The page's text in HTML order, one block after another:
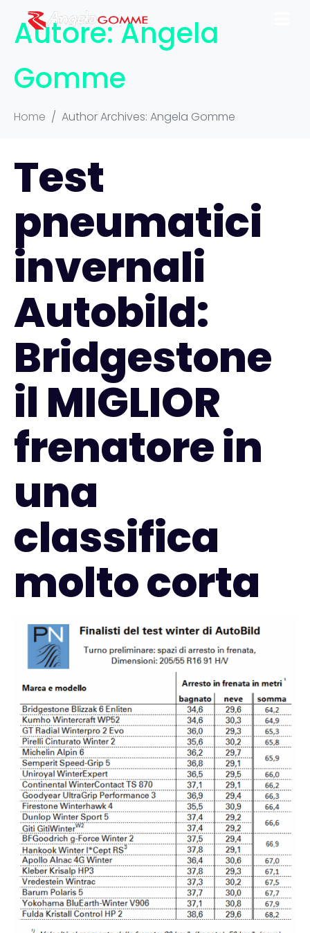
Autore:Angela
Gomme
Home Author Archives: Angela Gomme
Test
pneumatici
invernali
Autobild:
Bridgestone
il MIGLIOR
frenatore in
una
classifica
molto corta